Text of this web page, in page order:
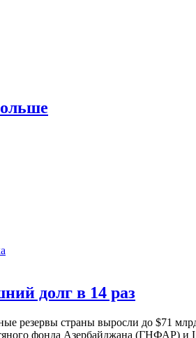
долг в 14 раз
резервы страны выросли до $71
фонда Азербайджана (ГНФАР) и